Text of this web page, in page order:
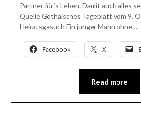
Partner für´s Leben. Damit auch alles
Quelle Gothaisches Tageblatt vom 9.
Heiratsgesuch Ein junger Mann ohne…
Facebook X
Read more